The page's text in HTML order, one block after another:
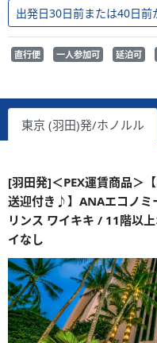
出発日30日前または40日前
直行便 一人参加可 延泊可
東京 (羽田)発/ホノルル
[羽田発]＜PEX運賃商品＞
送迎付き♪】ANAエコノミ
リンス ワイキキ / 11階以
イなし